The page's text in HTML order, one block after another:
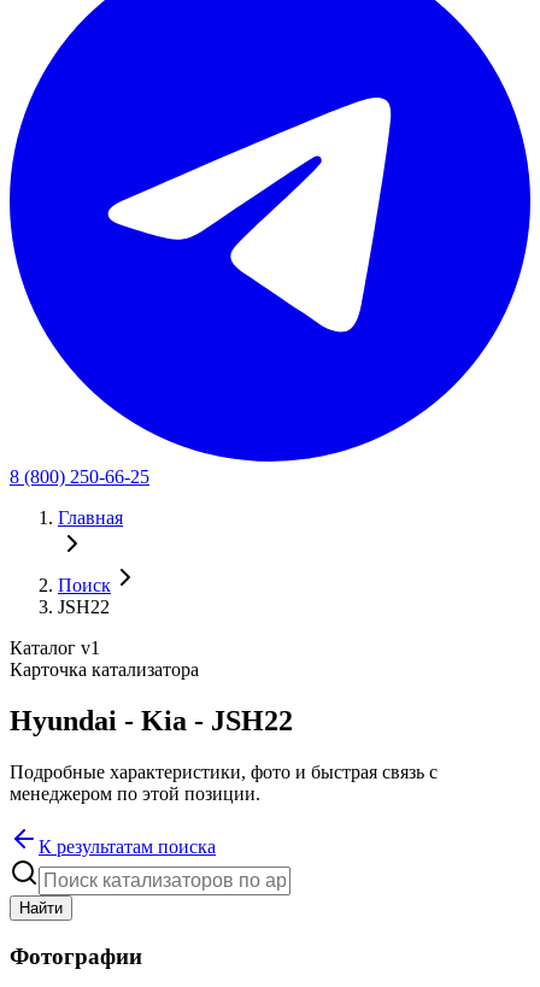
8 (800) 250-66-25
Главная
Поиск
JSH22
Каталог v1
Карточка катализатора
Hyundai - Kia - JSH22
Подробные характеристики, фото и быстрая связь с
менеджером по этой позиции.
К результатам поиска
Найти
Фотографии